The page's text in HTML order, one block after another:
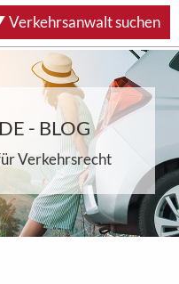
- BLOG
Verkehrsrecht
Verkehrsanwalt suchen